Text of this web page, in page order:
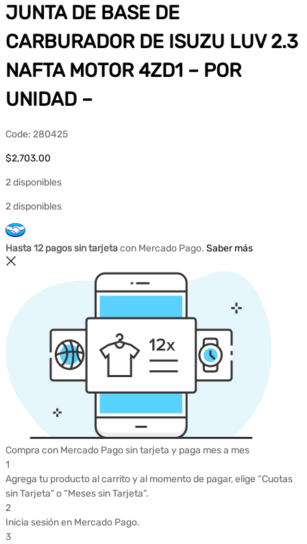
JUNTA DE BASE DE
CARBURADOR DE ISUZU LUV 2.3
NAFTA MOTOR 4ZD1 – POR
UNIDAD –
Code: 280425
$2,703.00
2 disponibles
2 disponibles
Hasta 12 pagos sin tarjetacon Mercado Pago. Saber más
Compra con Mercado Pago sin tarjeta y paga mes a mes
1
Agrega tu producto al carrito y al momento de pagar, elige “Cuotas
sin Tarjeta” o “Meses sin Tarjeta”.
2
Inicia sesión en Mercado Pago.
3